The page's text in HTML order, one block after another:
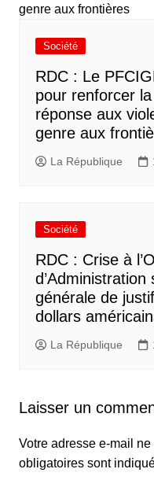
Société
RDC : Le
pour renforcer
réponse aux
genre aux
La République
Société
RDC : Crise à
générale de
dollars
La République
Laisser un
Votre adresse e-mail
obligatoires sont